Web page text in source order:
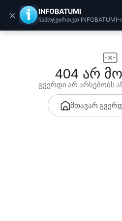
404 არ
გვერდი არ არსებობს
მთავარ
× INFOBATUMI